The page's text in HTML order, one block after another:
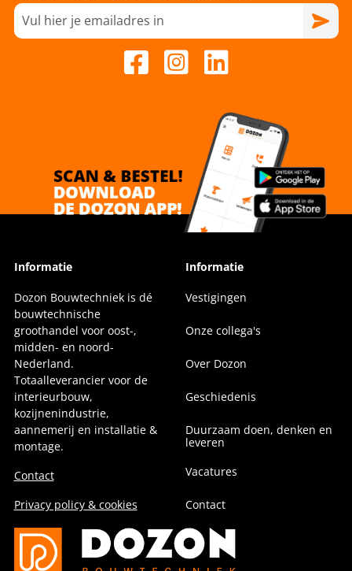
Informatie
Dozon Bouwtechniek is dé
bouwtechnische
groothandel voor oost-,
midden- en noord-
Nederland.
Totaalleverancier voor de
interieurbouw,
kozijnenindustrie,
aannemerij en installatie &
montage.
Contact
Privacy policy & cookies
Informatie
Vestigingen
Onze collega's
Over Dozon
Geschiedenis
Duurzaam doen, denken en
leveren
Vacatures
Contact